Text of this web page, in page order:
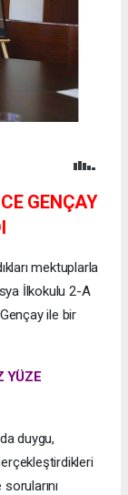
GENÇAY
mektuplarla
İlkokulu 2-A
ile bir
YÜZE
duygu,